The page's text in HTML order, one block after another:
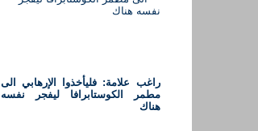
راغب علامة: فليأخذوا الإرهابي الى
مطمر الكوستابرافا ليفجر نفسه
هناك